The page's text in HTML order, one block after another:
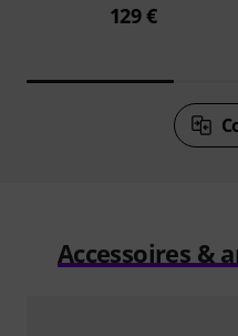
129 €
Accessoires &